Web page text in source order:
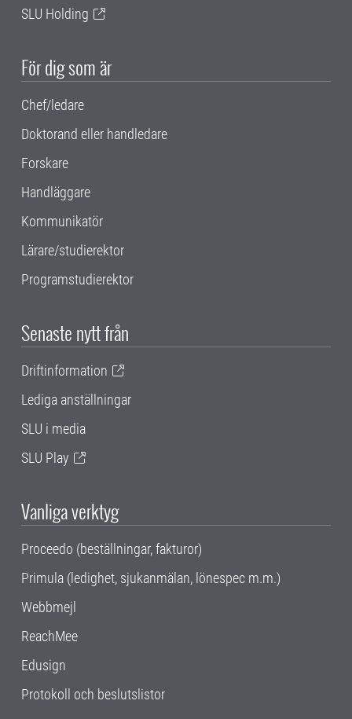
SLU Holding
För dig som är
Chef/ledare
Doktorand eller handledare
Forskare
Handläggare
Kommunikatör
Lärare/studierektor
Programstudierektor
Senaste nytt från
Driftinformation
Lediga anställningar
SLU i media
SLU Play
Vanliga verktyg
Proceedo (beställningar, fakturor)
Primula (ledighet, sjukanmälan, lönespec m.m.)
Webbmejl
ReachMee
Edusign
Protokoll och beslutslistor